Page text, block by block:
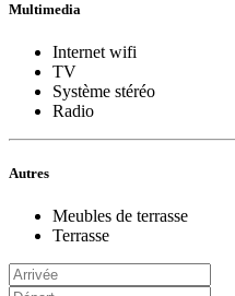
Multimedia
Internet wifi
TV
Système stéréo
Radio
Autres
Meubles de terrasse
Terrasse